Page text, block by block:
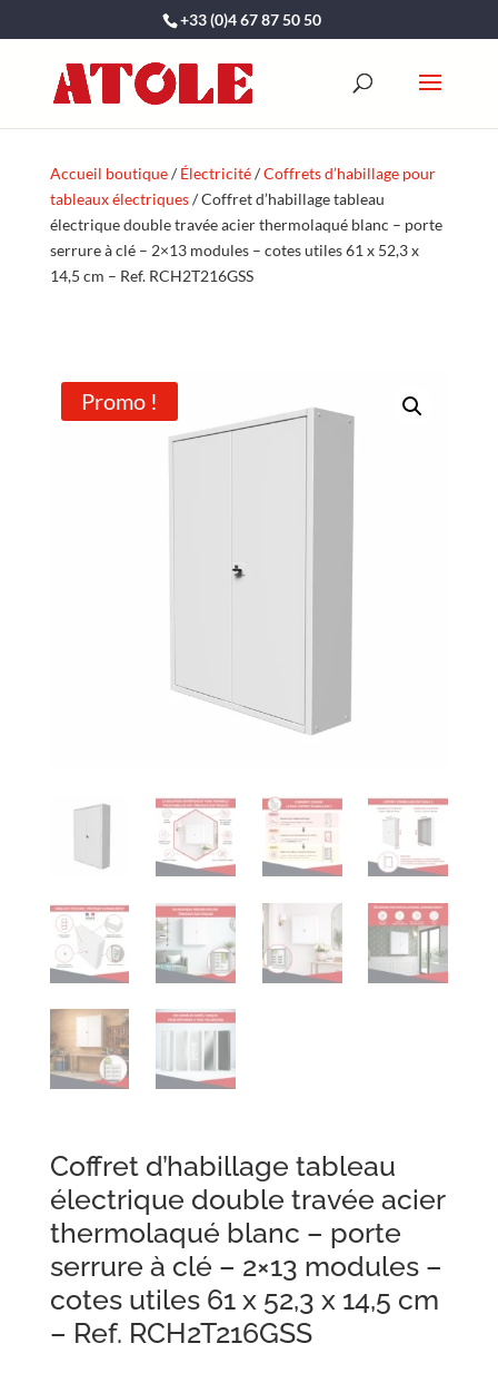
+33 (0)4 67 87 50 50
Accueil boutique/Électricité/Coffrets d’habillage pour
tableaux électriques/ Coffret d’habillage tableau
électrique double travée acier thermolaqué blanc – porte
serrure à clé – 2×13 modules – cotes utiles 61 x 52,3 x
14,5 cm – Ref. RCH2T216GSS
Promo !
Coffret d’habillage tableau
électrique double travée acier
thermolaqué blanc – porte
serrure à clé – 2×13 modules –
cotes utiles 61 x 52,3 x 14,5 cm
– Ref. RCH2T216GSS